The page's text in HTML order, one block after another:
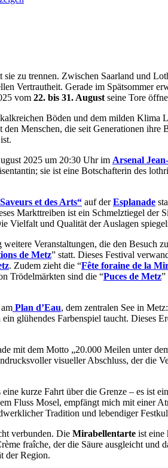
zu trennen. Zwischen Saarland und
Vertrautheit. Gerade im Spätsommer
vom 22. bis 31. August seine Tore
Böden und dem milden Klima
Menschen, die seit Generationen
2025 um 20:30 Uhr im Arsenal
sie ist eine Botschafterin des
et des Arts“ auf derEsplanade
Markttreiben ist ein Schmelztiegel der
und Qualität der Auslagen
Veranstaltungen, die den
de Metz” statt. Dieses Festival
. Zudem zieht die “Fête foraine de la
Trödelmärkten sind die “Puces de Metz”
Plan d’Eau, dem zentralen See in
glühendes Farbenspiel taucht.
mit dem Motto „20.000 Meilen unter
visueller Abschluss, der die
kurze Fahrt über die Grenze – es ist
Fluss Mosel, empfängt mich mit einer
Tradition und lebendiger
verbunden. Die Mirabellentarte ist eine
fraîche, der die Säure ausgleicht und
der Region.